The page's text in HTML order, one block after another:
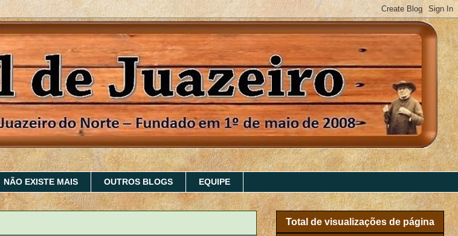
NÃO EXISTE MAIS OUTROS BLOGS EQUIPE
Total de visualizações de página